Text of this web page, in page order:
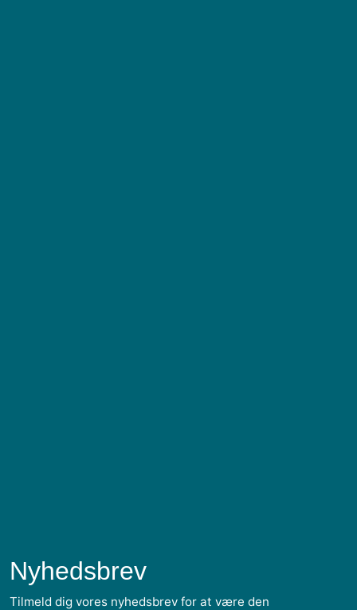
Nyhedsbrev
Tilmeld dig vores nyhedsbrev for at være den